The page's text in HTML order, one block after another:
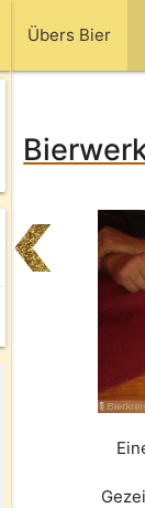
Übers Bier